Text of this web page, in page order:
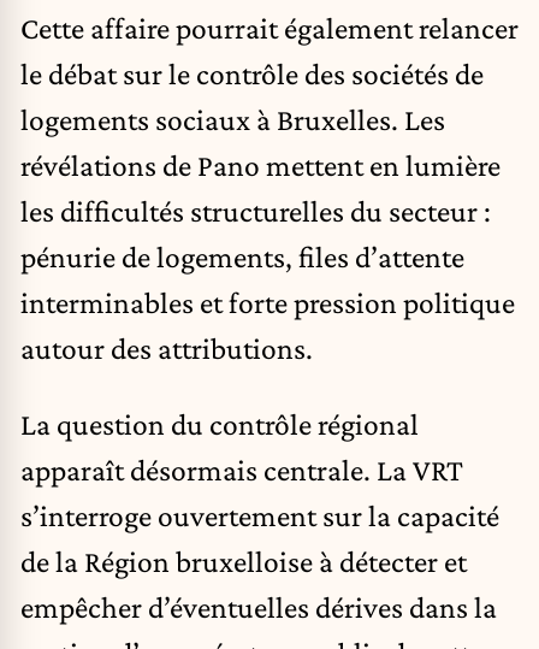
Cette affaire pourrait également relancer
le débat sur le contrôle des sociétés de
logements sociaux à Bruxelles. Les
révélations de Pano mettent en lumière
les difficultés structurelles du secteur :
pénurie de logements, files d’attente
interminables et forte pression politique
autour des attributions.
La question du contrôle régional
apparaît désormais centrale. La VRT
s’interroge ouvertement sur la capacité
de la Région bruxelloise à détecter et
empêcher d’éventuelles dérives dans la